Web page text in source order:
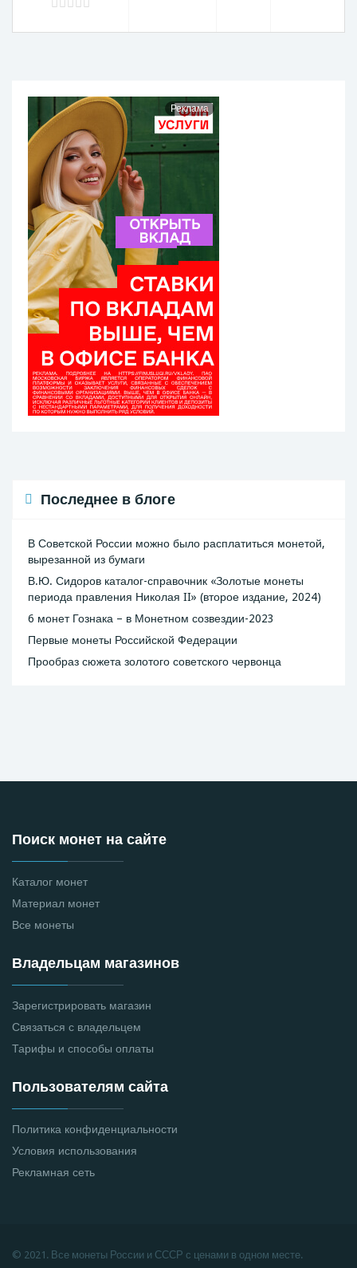
Реклама
Последнее в блоге
В Советской России можно было расплатиться монетой,
вырезанной из бумаги
В.Ю. Сидоров каталог-справочник «Золотые монеты
периода правления Николая II» (второе издание, 2024)
6 монет Гознака – в Монетном созвездии-2023
Первые монеты Российской Федерации
Прообраз сюжета золотого советского червонца
Поиск монет на сайте
Каталог монет
Материал монет
Все монеты
Владельцам магазинов
Зарегистрировать магазин
Связаться с владельцем
Тарифы и способы оплаты
Пользователям сайта
Политика конфиденциальности
Условия использования
Рекламная сеть
© 2021. Все монеты России и СССР с ценами в одном месте.